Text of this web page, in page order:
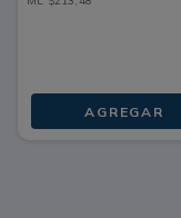
AGREGAR